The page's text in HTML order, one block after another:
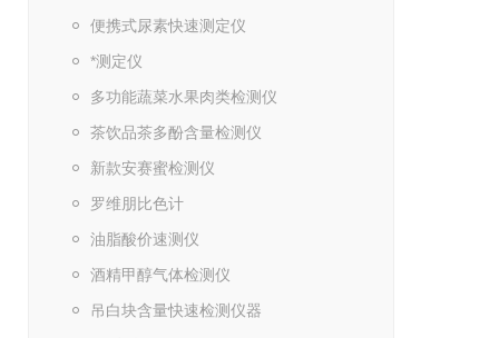
便携式尿素快速测定仪
*测定仪
多功能蔬菜水果肉类检测仪
茶饮品茶多酚含量检测仪
新款安赛蜜检测仪
罗维朋比色计
油脂酸价速测仪
酒精甲醇气体检测仪
吊白块含量快速检测仪器